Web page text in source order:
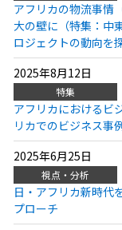
アフリカの物流事情
大の壁に（特集：中
ロジェクトの動向を探
2025年8月12日
特集
アフリカにおけるビ
リカでのビジネス事例
2025年6月25日
視点・分析
日・アフリカ新時代
プローチ